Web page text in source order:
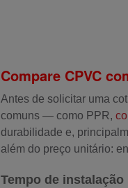
Compare CPVC
Antes de solicitar uma
comuns — como PPR,
durabilidade e,
além do preço unitário:
Tempo de instalação